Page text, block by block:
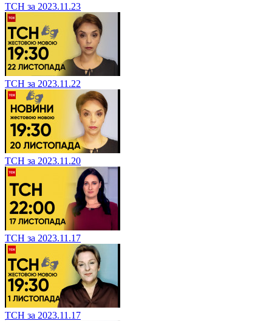
ТСН за 2023.11.23
ТСН за 2023.11.22
ТСН за 2023.11.20
ТСН за 2023.11.17
ТСН за 2023.11.17